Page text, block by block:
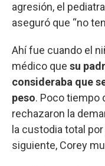
agresión, el
aseguró que “no
Ahí fue cuando el
médico que su
consideraba que
peso. Poco tiempo
rechazaron la
la custodia total
siguiente, Corey